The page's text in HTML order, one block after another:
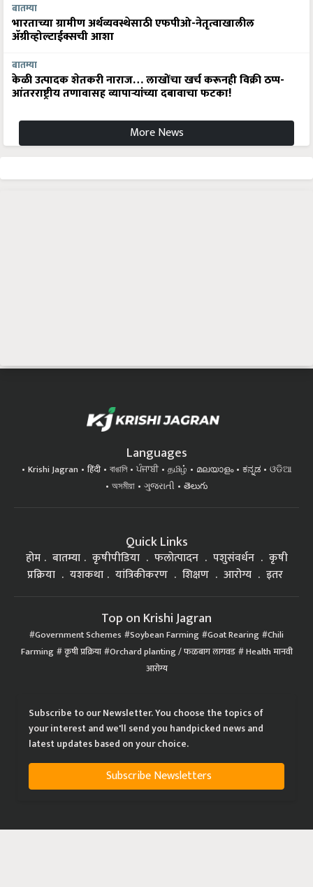
बातम्या
भारताच्या ग्रामीण अर्थव्यवस्थेसाठी एफपीओ-नेतृत्वाखालील
अ‍ॅग्रीव्होल्टाईक्सची आशा
बातम्या
केळी उत्पादक शेतकरी नाराज… लाखोंचा खर्च करूनही विक्री ठप्प-
आंतरराष्ट्रीय तणावासह व्यापाऱ्यांच्या दबावाचा फटका!
More News
Languages
Krishi Jagran हिंदी বাঙালি ਪੰਜਾਬੀ தமிழ் മലയാളം ಕನ್ನಡ
ଓଡିଆ
অসমীয়া
ગુજરાતી తెలుగు
Quick Links
होम बातम्या कृषीपीडिया फलोत्पादन पशुसंवर्धन
कृषी
प्रक्रिया
यशकथा यांत्रिकीकरण शिक्षण आरोग्य इतर
Top on Krishi Jagran
Government Schemes Soybean Farming Goat Rearing Chili
Farming कृषी प्रक्रिया Orchard planting / फळबाग लागवड Health मानवी
आरोग्य
Subscribe to our Newsletter. You choose the topics of
your interest and we'll send you handpicked news and
latest updates based on your choice.
Subscribe Newsletters